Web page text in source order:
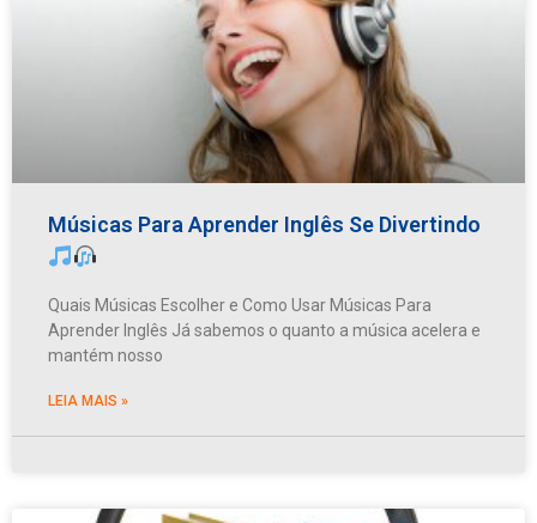
Músicas Para Aprender Inglês Se Divertindo
Quais Músicas Escolher e Como Usar Músicas Para
Aprender Inglês Já sabemos o quanto a música acelera e
mantém nosso
LEIA MAIS »